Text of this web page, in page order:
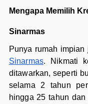
Mengapa Memilih
Sinarmas
Punya rumah
Sinarmas. Nikmati
ditawarkan, seperti
selama 2 tahun
hingga 25 tahun